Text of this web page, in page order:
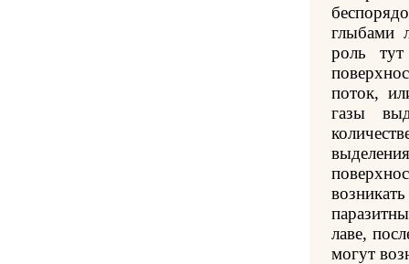
глыбами
роль
поток,
газы
лаве,
могут